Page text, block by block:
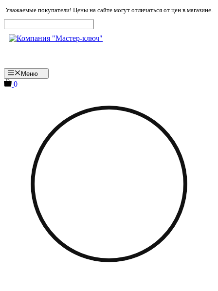
Перейти
к
содержимому
Уважаемые покупатели! Цены на сайте могут отличаться от цен в магазине.
Меню
0